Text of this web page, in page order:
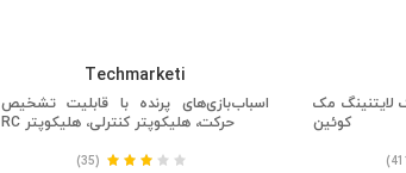
لایتنینگ مک
کوئین
Techmarketi
اسباب‌بازی‌های پرنده با قابلیت تشخیص
حرکت، هلیکوپتر کنترلی، هلیکوپتر RC
(35)